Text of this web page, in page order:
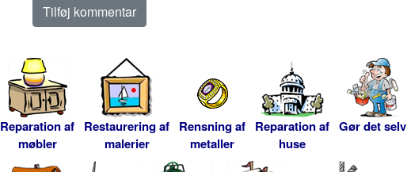
Reparation af
møbler
Restaurering af
malerier
Rensning af
metaller
Reparation af
huse
Gør det selv